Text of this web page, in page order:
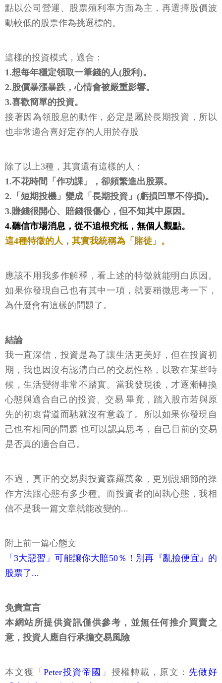
點以公司營運、股票殖利率方面為主，再選擇股價波
動較低的股票作為挑選標的。
這樣的投資模式，適合：
1.想每年穩定領取一筆錢的人(股利)。
2.股價暴漲暴跌，心情會被嚴重影響。
3.喜歡簡單的投資。
接著因為領股息的動作，必定是屬於長期投資，所以
也非常適合喜好定存的人用於存股
除了以上3種，其實還有這樣的人：
1.不花時間「作功課」，卻頻繁進出股票。
2.「短期投機」變成「長期投資」(虧損凹單不停損)。
3.賺錢很開心、賠錢很傷心，但不知其中原因。
4.聽信市場消息，從不追根究柢，無個人觀點。
這4種特徵的人，其實我統稱為「賭徒」。
應該不用我多作解釋，看上述的特徵就能明白原因。
如果你發現自己也有其中一項，就要稍微思考一下，
為什麼會有這樣的問題了。
結論
我一直深信，投資是為了讓生活更美好，但在投資初
期，我也因沒有認清自己的交易性格，以致在某些時
候，生活變得非常不踏實。當我發現後，才逐漸轉換
心態與適合自己的投資、交易 畢竟，踏入股市若與原
先的初衷背道而馳就沒有意義了。所以如果你發現自
己也有相同的問題 也可以認真思考，自己目前的交易
是否真的適合自己。
不過，真正的交易與投資森羅萬象，更別說細節的操
作方法跟心態有多少種。而投資者的固執心態，我相
信不是我一篇文章就能改變的...
附上前一篇心態文
「3大惡習」可能讓你大賠50％！別再『亂撿便宜』的
股票了...
免責宣言
本網站所提供資訊僅供參考，並無任何推介買賣之
意，投資人應自行承擔交易風險
本文獲「Peter投資帝國 」授權轉載，原文： 先做好